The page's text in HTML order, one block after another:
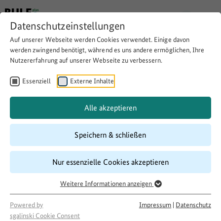
Datenschutzeinstellungen
Auf unserer Webseite werden Cookies verwendet. Einige davon
werden zwingend benötigt, während es uns andere ermöglichen, Ihre
Nutzererfahrung auf unserer Webseite zu verbessern.
Essenziell Externe Inhalte
Alle akzeptieren
Speichern & schließen
Nur essenzielle Cookies akzeptieren
Weitere Informationen anzeigen
Powered by
sgalinski Cookie Consent
Impressum | Datenschutz
Kulturschaffende als Ressource
der ländlichen Entwicklung
(KULT_Ressource)
Website besuchen Download
03/2023
Förderung